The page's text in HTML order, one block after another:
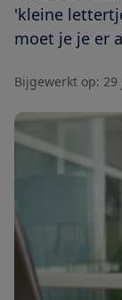
'kleine
moet je je er
Bijgewerkt op: 29